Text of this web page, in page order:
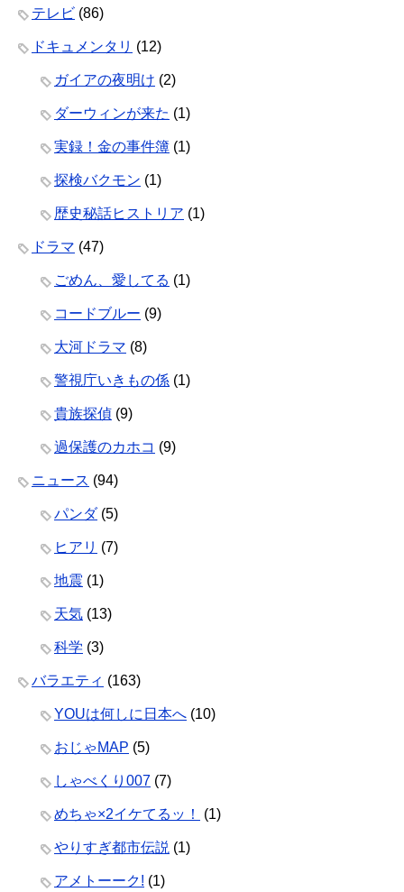
テレビ (86)
ドキュメンタリ (12)
ガイアの夜明け (2)
ダーウィンが来た (1)
実録！金の事件簿 (1)
探検バクモン (1)
歴史秘話ヒストリア (1)
ドラマ (47)
ごめん、愛してる (1)
コードブルー (9)
大河ドラマ (8)
警視庁いきもの係 (1)
貴族探偵 (9)
過保護のカホコ (9)
ニュース (94)
パンダ(5)
ヒアリ (7)
地震 (1)
天気 (13)
科学 (3)
バラエティ (163)
YOUは何しに日本へ (10)
おじゃMAP (5)
しゃべくり007 (7)
めちゃ×2イケてるッ！ (1)
やりすぎ都市伝説 (1)
アメトーーク! (1)